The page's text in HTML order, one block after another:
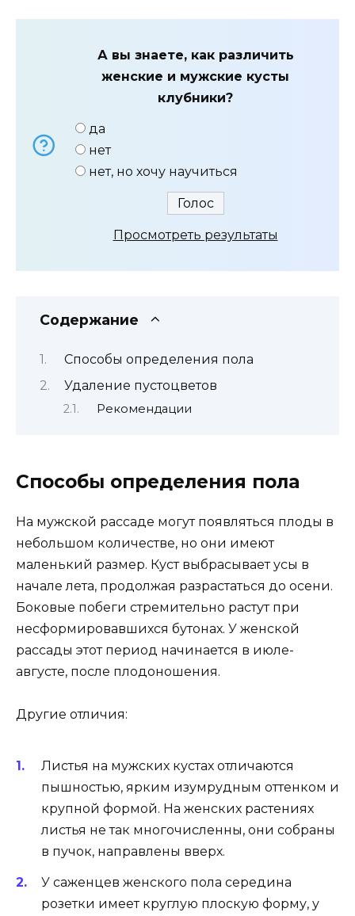
А вы знаете, как различить
женские и мужские кусты
клубники?
да
нет
нет, но хочу научиться
Просмотреть результаты
Содержание
Способы определения пола
Удаление пустоцветов
Рекомендации
Способы определения пола
На мужской рассаде могут появляться плоды в
небольшом количестве, но они имеют
маленький размер. Куст выбрасывает усы в
начале лета, продолжая разрастаться до осени.
Боковые побеги стремительно растут при
несформировавшихся бутонах. У женской
рассады этот период начинается в июле-
августе, после плодоношения.
Другие отличия:
Листья на мужских кустах отличаются
пышностью, ярким изумрудным оттенком и
крупной формой. На женских растениях
листья не так многочисленны, они собраны
в пучок, направлены вверх.
У саженцев женского пола середина
розетки имеет круглую плоскую форму, у